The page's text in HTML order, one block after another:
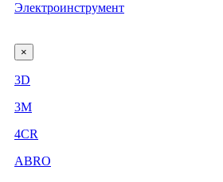
Электроинструмент
×
3D
3М
4CR
ABRO